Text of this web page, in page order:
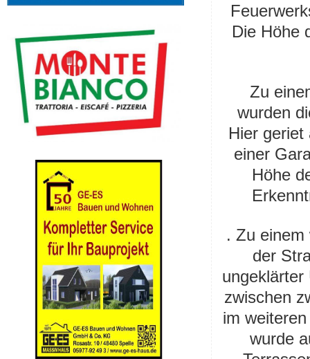
Die Höhe
Zu
wurden
Hier geriet
einer
Höhe
. Zu
der
ungeklärter
zwischen
im
wurde